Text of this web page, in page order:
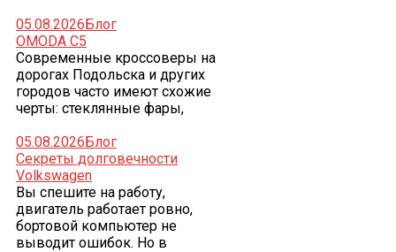
05.08.2026Блог
OMODA C5
Современные кроссоверы на
дорогах Подольска и других
городов часто имеют схожие
черты: стеклянные фары,
05.08.2026Блог
Секреты долговечности
Volkswagen
Вы спешите на работу,
двигатель работает ровно,
бортовой компьютер не
выводит ошибок. Но в